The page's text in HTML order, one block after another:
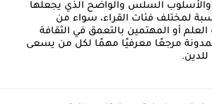
والأسلوب السلس والواضح الذي يجعلها
لمختلف فئات القراء، سواء من
أو المهتمين بالتعمق في الثقافة
المدونة مرجعًا معرفيًا مهمًا لكل من يسعى